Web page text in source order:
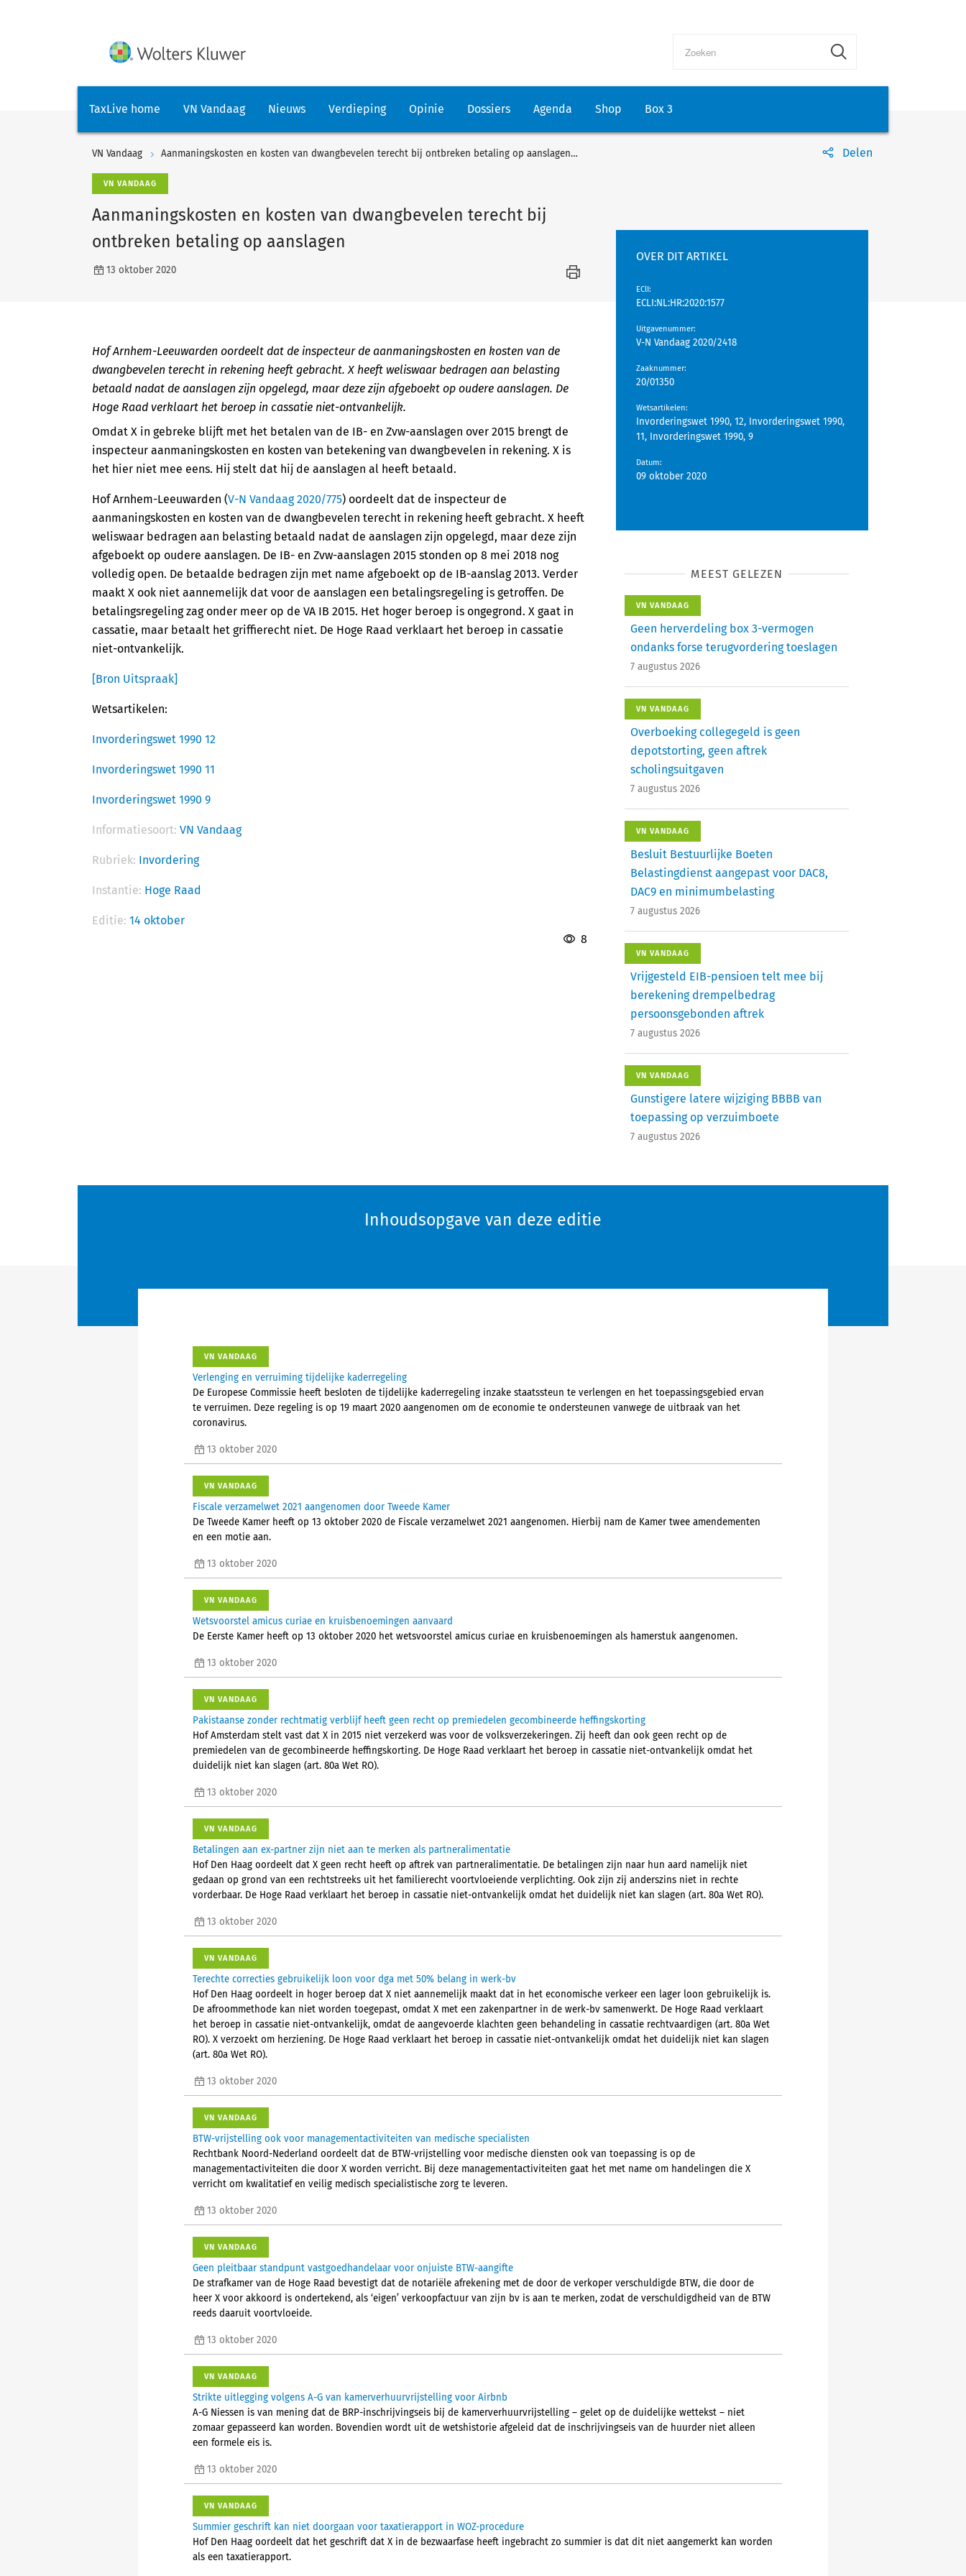
TaxLive home VN Vandaag Nieuws Verdieping Opinie Dossiers Agenda Shop Box 3
VN Vandaag Aanmaningskosten en kosten van dwangbevelen terecht bij ontbreken betaling op aanslagen (1) Delen
VN VANDAAG
Aanmaningskosten en kosten van dwangbevelen terecht bij
ontbreken betaling op aanslagen
13 oktober 2020
Hof Arnhem-Leeuwarden oordeelt dat de inspecteur de aanmaningskosten en kosten van de
dwangbevelen terecht in rekening heeft gebracht. X heeft weliswaar bedragen aan belasting
betaald nadat de aanslagen zijn opgelegd, maar deze zijn afgeboekt op oudere aanslagen. De
Hoge Raad verklaart het beroep in cassatie niet-ontvankelijk.
Omdat X in gebreke blijft met het betalen van de IB- en Zvw-aanslagen over 2015 brengt de
inspecteur aanmaningskosten en kosten van betekening van dwangbevelen in rekening. X is
het hier niet mee eens. Hij stelt dat hij de aanslagen al heeft betaald.
Hof Arnhem-Leeuwarden (V-N Vandaag 2020/775) oordeelt dat de inspecteur de
aanmaningskosten en kosten van de dwangbevelen terecht in rekening heeft gebracht. X heeft
weliswaar bedragen aan belasting betaald nadat de aanslagen zijn opgelegd, maar deze zijn
afgeboekt op oudere aanslagen. De IB- en Zvw-aanslagen 2015 stonden op 8 mei 2018 nog
volledig open. De betaalde bedragen zijn met name afgeboekt op de IB-aanslag 2013. Verder
maakt X ook niet aannemelijk dat voor de aanslagen een betalingsregeling is getroffen. De
betalingsregeling zag onder meer op de VA IB 2015. Het hoger beroep is ongegrond. X gaat in
cassatie, maar betaalt het griffierecht niet. De Hoge Raad verklaart het beroep in cassatie
niet-ontvankelijk.
[Bron Uitspraak]
Wetsartikelen:
Invorderingswet 1990 12
Invorderingswet 1990 11
Invorderingswet 1990 9
Informatiesoort: VN Vandaag
Rubriek: Invordering
Instantie: Hoge Raad
Editie: 14 oktober
8
OVER DIT ARTIKEL
EClI:
ECLI:NL:HR:2020:1577
Uitgavenummer:
V-N Vandaag 2020/2418
Zaaknummer:
20/01350
Wetsartikelen:
Invorderingswet 1990, 12, Invorderingswet 1990,
11, Invorderingswet 1990, 9
Datum:
09 oktober 2020
MEEST GELEZEN
VN VANDAAG
Geen herverdeling box 3-vermogen
ondanks forse terugvordering toeslagen
7 augustus 2026
VN VANDAAG
Overboeking collegegeld is geen
depotstorting, geen aftrek
scholingsuitgaven
7 augustus 2026
VN VANDAAG
Besluit Bestuurlijke Boeten
Belastingdienst aangepast voor DAC8,
DAC9 en minimumbelasting
7 augustus 2026
VN VANDAAG
Vrijgesteld EIB-pensioen telt mee bij
berekening drempelbedrag
persoonsgebonden aftrek
7 augustus 2026
VN VANDAAG
Gunstigere latere wijziging BBBB van
toepassing op verzuimboete
7 augustus 2026
Inhoudsopgave van deze editie
VN VANDAAG
Verlenging en verruiming tijdelijke kaderregeling
De Europese Commissie heeft besloten de tijdelijke kaderregeling inzake staatssteun te verlengen en het toepassingsgebied ervan
te verruimen. Deze regeling is op 19 maart 2020 aangenomen om de economie te ondersteunen vanwege de uitbraak van het
coronavirus.
13 oktober 2020
VN VANDAAG
Fiscale verzamelwet 2021 aangenomen door Tweede Kamer
De Tweede Kamer heeft op 13 oktober 2020 de Fiscale verzamelwet 2021 aangenomen. Hierbij nam de Kamer twee amendementen
en een motie aan.
13 oktober 2020
VN VANDAAG
Wetsvoorstel amicus curiae en kruisbenoemingen aanvaard
De Eerste Kamer heeft op 13 oktober 2020 het wetsvoorstel amicus curiae en kruisbenoemingen als hamerstuk aangenomen.
13 oktober 2020
VN VANDAAG
Pakistaanse zonder rechtmatig verblijf heeft geen recht op premiedelen gecombineerde heffingskorting
Hof Amsterdam stelt vast dat X in 2015 niet verzekerd was voor de volksverzekeringen. Zij heeft dan ook geen recht op de
premiedelen van de gecombineerde heffingskorting. De Hoge Raad verklaart het beroep in cassatie niet-ontvankelijk omdat het
duidelijk niet kan slagen (art. 80a Wet RO).
13 oktober 2020
VN VANDAAG
Betalingen aan ex-partner zijn niet aan te merken als partneralimentatie
Hof Den Haag oordeelt dat X geen recht heeft op aftrek van partneralimentatie. De betalingen zijn naar hun aard namelijk niet
gedaan op grond van een rechtstreeks uit het familierecht voortvloeiende verplichting. Ook zijn zij anderszins niet in rechte
vorderbaar. De Hoge Raad verklaart het beroep in cassatie niet-ontvankelijk omdat het duidelijk niet kan slagen (art. 80a Wet RO).
13 oktober 2020
VN VANDAAG
Terechte correcties gebruikelijk loon voor dga met 50% belang in werk-bv
Hof Den Haag oordeelt in hoger beroep dat X niet aannemelijk maakt dat in het economische verkeer een lager loon gebruikelijk is.
De afroommethode kan niet worden toegepast, omdat X met een zakenpartner in de werk-bv samenwerkt. De Hoge Raad verklaart
het beroep in cassatie niet-ontvankelijk, omdat de aangevoerde klachten geen behandeling in cassatie rechtvaardigen (art. 80a Wet
RO). X verzoekt om herziening. De Hoge Raad verklaart het beroep in cassatie niet-ontvankelijk omdat het duidelijk niet kan slagen
(art. 80a Wet RO).
13 oktober 2020
VN VANDAAG
BTW-vrijstelling ook voor managementactiviteiten van medische specialisten
Rechtbank Noord-Nederland oordeelt dat de BTW-vrijstelling voor medische diensten ook van toepassing is op de
managementactiviteiten die door X worden verricht. Bij deze managementactiviteiten gaat het met name om handelingen die X
verricht om kwalitatief en veilig medisch specialistische zorg te leveren.
13 oktober 2020
VN VANDAAG
Geen pleitbaar standpunt vastgoedhandelaar voor onjuiste BTW-aangifte
De strafkamer van de Hoge Raad bevestigt dat de notariële afrekening met de door de verkoper verschuldigde BTW, die door de
heer X voor akkoord is ondertekend, als ‘eigen’ verkoopfactuur van zijn bv is aan te merken, zodat de verschuldigdheid van de BTW
reeds daaruit voortvloeide.
13 oktober 2020
VN VANDAAG
Strikte uitlegging volgens A-G van kamerverhuurvrijstelling voor Airbnb
A-G Niessen is van mening dat de BRP-inschrijvingseis bij de kamerverhuurvrijstelling – gelet op de duidelijke wettekst – niet
zomaar gepasseerd kan worden. Bovendien wordt uit de wetshistorie afgeleid dat de inschrijvingseis van de huurder niet alleen
een formele eis is.
13 oktober 2020
VN VANDAAG
Summier geschrift kan niet doorgaan voor taxatierapport in WOZ-procedure
Hof Den Haag oordeelt dat het geschrift dat X in de bezwaarfase heeft ingebracht zo summier is dat dit niet aangemerkt kan worden
als een taxatierapport.